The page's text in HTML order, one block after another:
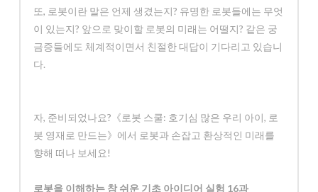
또, 로봇이란 말은 언제 생겼는지? 유명한 로봇들에는 무엇
이 있는지? 앞으로 맞이할 로봇의 미래는 어떨지? 같은 궁
금증들에도 체계적이면서 친절한 대답이 기다리고 있습니
다.
자, 준비되었나요?《로봇 스쿨: 호기심 많은 우리 아이, 로
봇 영재로 만드는》에서 로봇과 손잡고 환상적인 미래를
향해 떠나 보세요!
로봇을 이해하는 참 쉬운 기초 아이디어 실험 16과